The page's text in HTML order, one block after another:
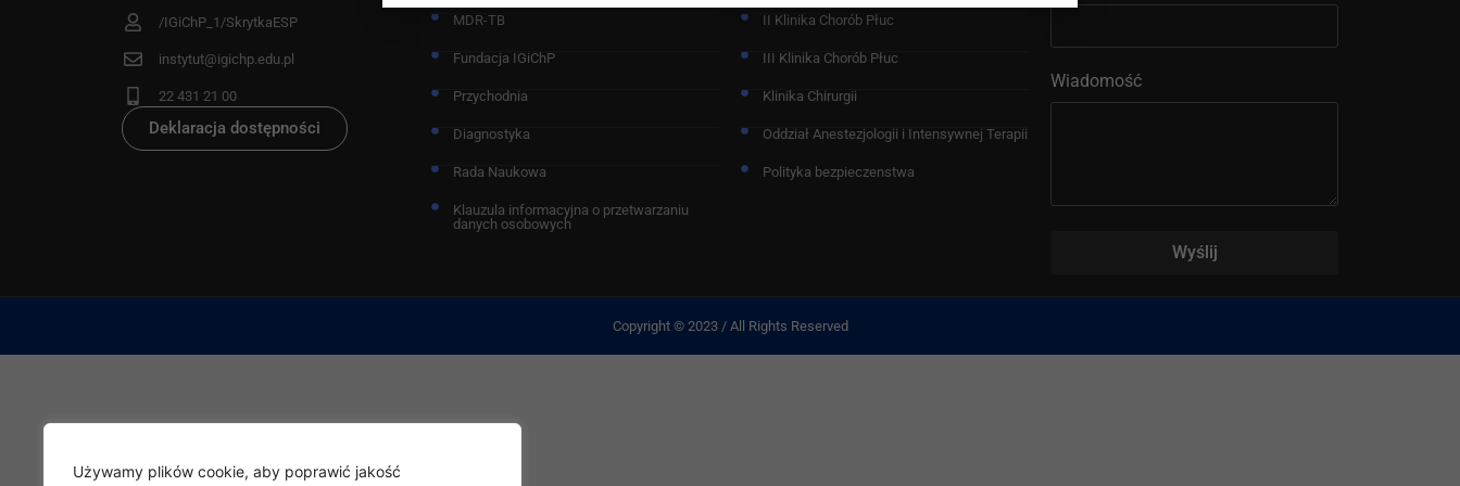
Używamy plików cookie, aby poprawić jakość
/IGiChP_1/SkrytkaESP
instytut@igichp.edu.pl
22 431 21 00
Deklaracja dostępności
MDR-TB
Fundacja IGiChP
Przychodnia
Diagnostyka
Rada Naukowa
Klauzula informacyjna o przetwarzaniu
danych osobowych
II Klinika Chorób Płuc
III Klinika Chorób Płuc
Klinika Chirurgii
Oddział Anestezjologii i Intensywnej Terapii
Polityka bezpieczenstwa
Wiadomość
Wyślij
Copyright © 2023 / All Rights Reserved